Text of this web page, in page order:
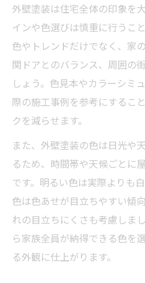
おしゃれな外壁塗
訣
外壁塗装で色の失
え方
外壁塗装色選びシミ
イント
人気カラーを使った外壁
人気の外壁塗装カラ
外壁塗装色ランキン
ー
外壁塗装で注目の
外壁塗装色人気ラン
外壁塗装は住宅全体の印象を
インや色選びは慎重に行うこ
色やトレンドだけでなく、家
関ドアとのバランス、周囲の
しょう。色見本やカラーシミ
際の施工事例を参考にするこ
クを減らせます。
また、外壁塗装の色は日光や
るため、時間帯や天候ごとに
です。明るい色は実際よりも
色は色あせが目立ちやすい傾
れの目立ちにくさも考慮しま
ら家族全員が納得できる色を
る外観に仕上がります。